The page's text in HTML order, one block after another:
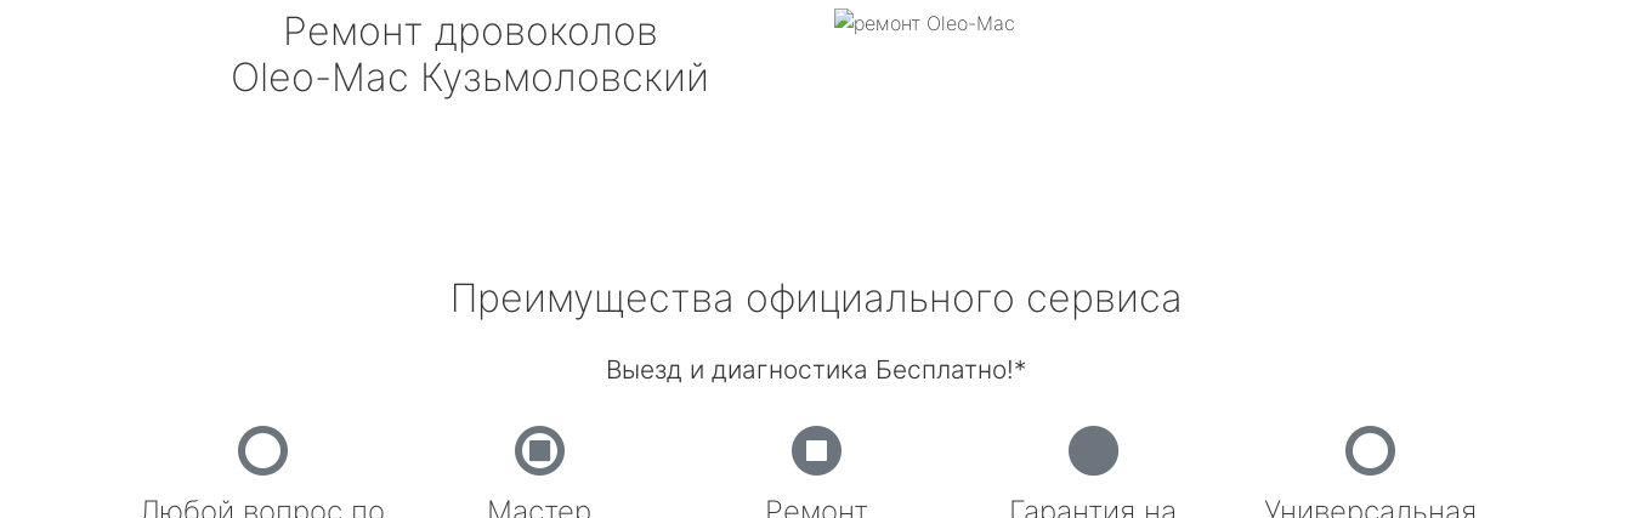
Ремонт дровоколов
Oleo-Mac Кузьмоловский
Преимущества официального сервиса
Выезд и диагностика Бесплатно!*